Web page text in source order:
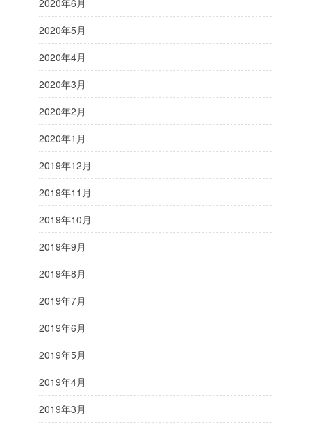
2020年6月
2020年5月
2020年4月
2020年3月
2020年2月
2020年1月
2019年12月
2019年11月
2019年10月
2019年9月
2019年8月
2019年7月
2019年6月
2019年5月
2019年4月
2019年3月